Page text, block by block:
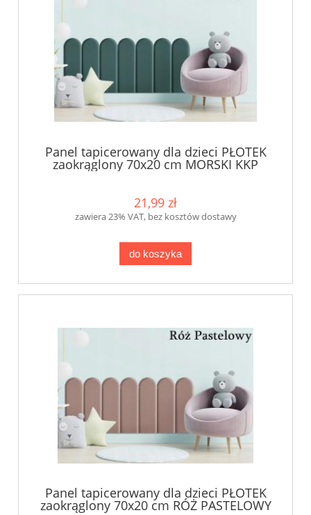
Panel tapicerowany dla dzieci PŁOTEK
zaokrąglony 70x20 cm MORSKI KKP
21,99 zł
zawiera 23% VAT, bez kosztów dostawy
do koszyka
Panel tapicerowany dla dzieci PŁOTEK
zaokrąglony 70x20 cm RÓŻ PASTELOWY